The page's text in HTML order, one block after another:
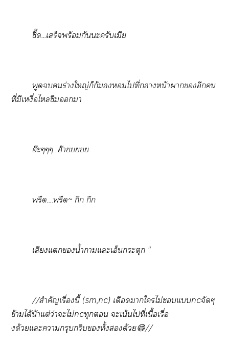
ซี๊ด...เสร็จพร้อมกันะครับเมีย
พูดร่างใหญ่ก็ก้มไที่าหน้าผากอีกคน
ที่มีเหงื่อไซึมา
อ๊ะๆๆๆ...อ๊ายยยยย
พรืด....พรืด~ กึก กึก
เสียงแน้ำาแะเอ็นกระตุก "
//สำคัญเรื่องนี้ (sm,nc) เดือดาใไม่แncจัดๆ
ข้ามได้น้าแต่ว่าะไม่ncทุก ะเน้นไที่เนื้อเรื่อ
งด้วยแะากรุบกริบทั้งด้วย😄//